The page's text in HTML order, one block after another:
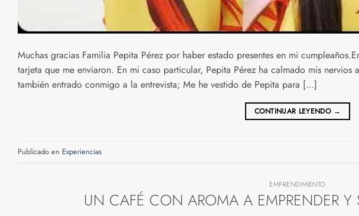
Muchas gracias Familia Pepita Pérez por haber estado presentes en mi
tarjeta que me enviaron. En mi caso particular, Pepita Pérez ha calmado mis nervios
también entrado conmigo a la entrevista; Me he vestido de Pepita para […]
CONTINUAR LEYENDO →
Publicado en Experiencias
EMPRENDIMIENTO
UN CAFÉ CON AROMA A EMPRENDER